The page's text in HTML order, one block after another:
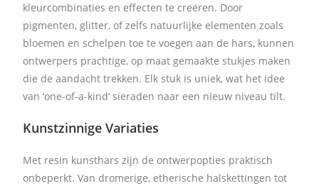
kleurcombinaties en effecten te creëren. Door
pigmenten, glitter, of zelfs natuurlijke elementen zoals
bloemen en schelpen toe te voegen aan de hars, kunnen
ontwerpers prachtige, op maat gemaakte stukjes maken
die de aandacht trekken. Elk stuk is uniek, wat het idee
van ‘one-of-a-kind’ sieraden naar een nieuw niveau tilt.
Kunstzinnige Variaties
Met resin kunsthars zijn de ontwerpopties praktisch
onbeperkt. Van dromerige, etherische halskettingen tot